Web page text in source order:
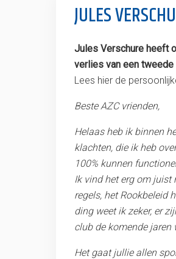
JULES
Jules Verschure heeft
verlies van een
Lees hier de
Beste AZC vrienden,
Helaas heb ik binnen
klachten, die ik heb
100% kunnen
Ik vind het erg om juist
regels, het Rookbeleid
ding weet ik zeker, er
club de komende jaren
Het gaat jullie allen